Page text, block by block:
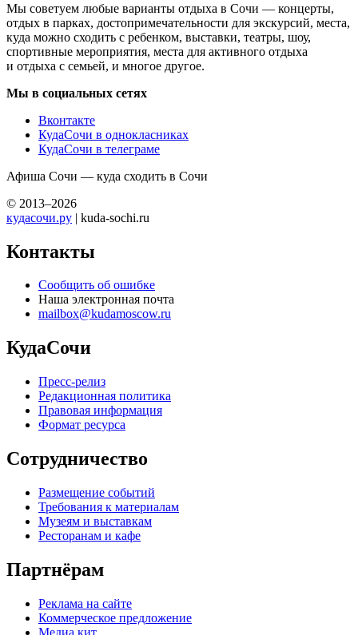
Мы советуем любые варианты отдыха в Сочи — концерты,
отдых в парках, достопримечательности для экскурсий, места,
куда можно сходить с ребенком, выставки, театры, шоу,
спортивные мероприятия, места для активного отдыха
и отдыха с семьей, и многое другое.
Мы в социальных сетях
Вконтакте
КудаСочи в однокласниках
КудаСочи в телеграме
Афиша Сочи — куда сходить в Сочи
© 2013–2026
кудасочи.ру | kuda-sochi.ru
Контакты
Сообщить об ошибке
Наша электронная почта
mailbox@kudamoscow.ru
КудаСочи
Пресс-релиз
Редакционная политика
Правовая информация
Формат ресурса
Сотрудничество
Размещение событий
Требования к материалам
Музеям и выставкам
Ресторанам и кафе
Партнёрам
Реклама на сайте
Коммерческое предложение
Медиа кит